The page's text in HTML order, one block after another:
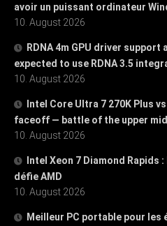
avoir un puissant ordinateur
10. August 2026
RDNA 4m GPU driver support
expected to use RDNA 3.5
10. August 2026
Intel Core Ultra 7 270K Plus
faceoff — battle of the upper
10. August 2026
Intel Xeon 7 Diamond Rapids
défie AMD
10. August 2026
Meilleur PC portable pour